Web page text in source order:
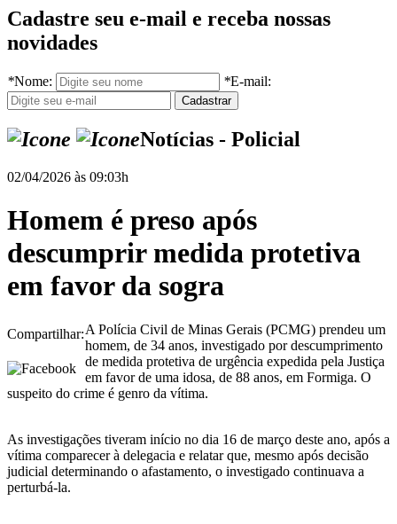
Cadastre seu e-mail e receba nossas
novidades
*Nome: *E-mail:
Notícias - Policial
02/04/2026 às 09:03h
Homem é preso após
descumprir medida protetiva
em favor da sogra
Compartilhar:A Polícia Civil de Minas Gerais (PCMG) prendeu um
homem, de 34 anos, investigado por descumprimento
de medida protetiva de urgência expedida pela Justiça
em favor de uma idosa, de 88 anos, em Formiga. O
suspeito do crime é genro da vítima.
As investigações tiveram início no dia 16 de março deste ano, após a
vítima comparecer à delegacia e relatar que, mesmo após decisão
judicial determinando o afastamento, o investigado continuava a
perturbá-la.